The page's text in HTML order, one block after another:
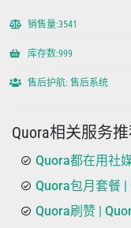
销售量:3541
库存数:999
售后护航: 售后系统
Quora相关服务
Quora都在用社
Quora包月套餐
Quora刷赞 |